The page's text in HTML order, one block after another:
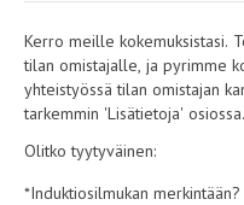
Kerro meille kokemuksistasi.
tilan omistajalle, ja pyrimme korjaamaan
yhteistyössä tilan omistajan
tarkemmin 'Lisätietoja' osiossa.
Olitko tyytyväinen:
*Induktiosilmukan merkintään?